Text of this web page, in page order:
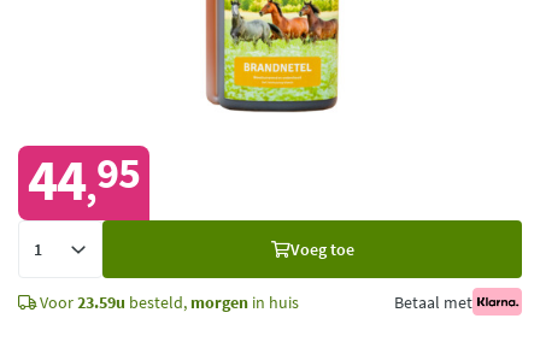
44,95
Voeg toe
Voor23.59u besteld, morgen in huis Betaal met